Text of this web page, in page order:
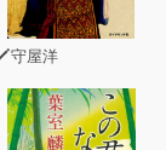
ミス嬢は、紳
…。
づく。
捜査に向かう
守屋洋